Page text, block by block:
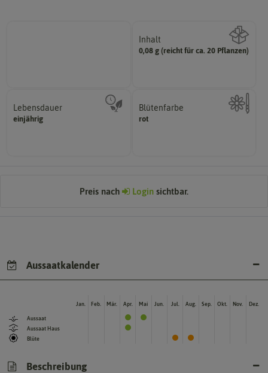
Inhalt
0,08 g (reicht für ca. 20 Pflanzen)
Wie viel ist enthalten
Lebensdauer
einjährig
einjährig, zweijährig oder
mehrjährig.
Blütenfarbe
rot
Kann auch mehrfarbig sein.
Preis nach Login sichtbar.
Aussaatkalender
Aussaat
Aussaat Haus
Blüte
Jan. Feb. Mär. Apr. Mai Jun. Jul. Aug. Sep. Okt. Nov. Dez.
Beschreibung